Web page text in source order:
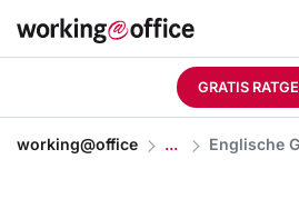
GRATIS
working@office Englische